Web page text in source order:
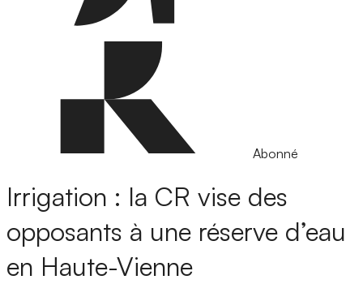
Abonné
Irrigation : la CR vise des
opposants à une réserve d’eau
en Haute-Vienne